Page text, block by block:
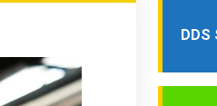
DDS